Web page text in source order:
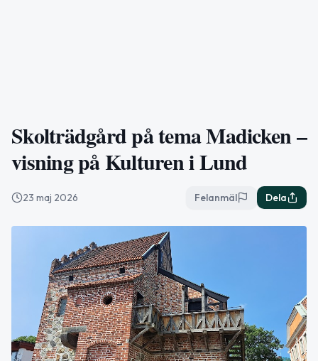
Skolträdgård på tema Madicken –
visning på Kulturen i Lund
23 maj 2026 Felanmäl Dela